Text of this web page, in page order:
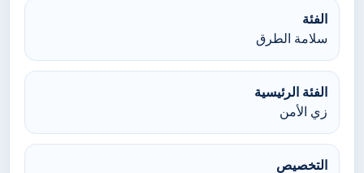
الفئة
سلامة الطرق
الفئة الرئيسية
زي الأمن
التخصيص